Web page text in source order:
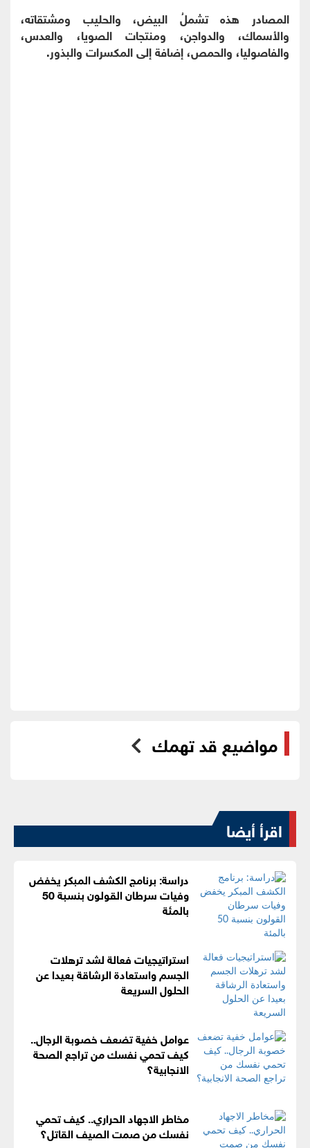
المصادر هذه تشملُ البيض، والحليب ومشتقاته،
والأسماك، والدواجن، ومنتجات الصويا، والعدس،
والفاصوليا، والحمص، إضافة إلى المكسرات والبذور.
مواضيع قد تهمك
اقرأ أيضا
دراسة: برنامج الكشف المبكر يخفض
وفيات سرطان القولون بنسبة 50
بالمئة
استراتيجيات فعالة لشد ترهلات
الجسم واستعادة الرشاقة بعيدا عن
الحلول السريعة
عوامل خفية تضعف خصوبة الرجال..
كيف تحمي نفسك من تراجع الصحة
الانجابية؟
مخاطر الاجهاد الحراري.. كيف تحمي
نفسك من صمت الصيف القاتل؟